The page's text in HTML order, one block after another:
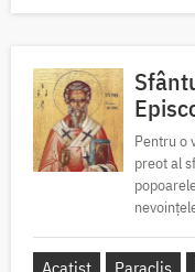
Pentru o
preot al